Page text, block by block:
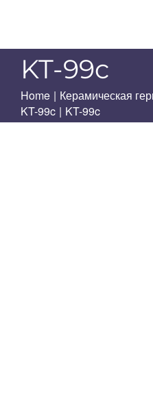
KT-99c
Home | Керамическая
KT-99c | KT-99c